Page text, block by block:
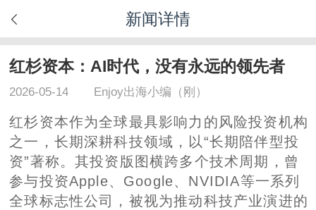
新闻详情
红杉资本：AI时代，没有永远的领先者
2026-05-14 Enjoy出海小编（刚）
红杉资本作为全球最具影响力的风险投资机构
之一，长期深耕科技领域，以“长期陪伴型投
资”著称。其投资版图横跨多个技术周期，曾
参与投资Apple、Google、NVIDIA等一系列
全球标志性公司，被视为推动科技产业演进的